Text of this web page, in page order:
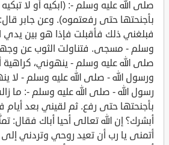
صلى الله عليه وسلم -: (ابكيه أو لا
بأجنحتها حتى رفعتموه). وعن جابر
فبلغني ذلك فأقبلت فإذا هو بين يدي
وسلم - مسجى. فتناولت الثوب عن
صلى الله عليه وسلم - ينهوني، كراهية
ورسول الله - صلى الله عليه وسلم - لا
رسول الله - صلى الله عليه وسلم -: ما
بأجنحتها حتى رفع. ثم لقيني بعد أيام
أبشرك؟ إن الله تعالى أحيا أباك فقال:
أتمنى يا رب أن تعيد روحي وتردني إلى